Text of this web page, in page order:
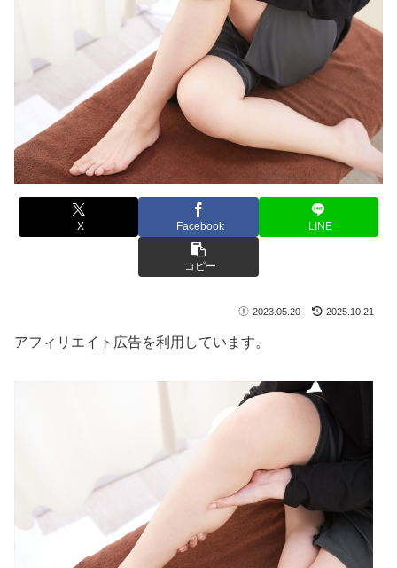
X Facebook LINE
コピー
2023.05.20 2025.10.21
アフィリエイト広告を利用しています。